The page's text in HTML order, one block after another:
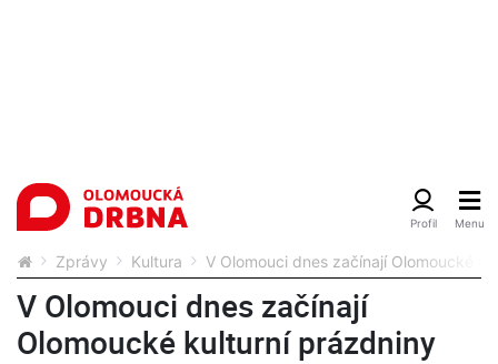
Zprávy Kultura V Olomouci dnes začínají Olomoucké
V Olomouci dnes začínají
Olomoucké kulturní prázdniny